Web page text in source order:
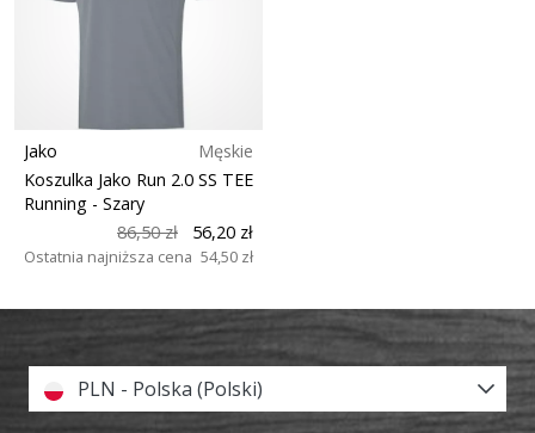
Jako
Męskie
Koszulka Jako Run 2.0 SS TEE
Running - Szary
86,50 zł
56,20 zł
Ostatnia najniższa cena 54,50 zł
PLN - Polska (Polski)